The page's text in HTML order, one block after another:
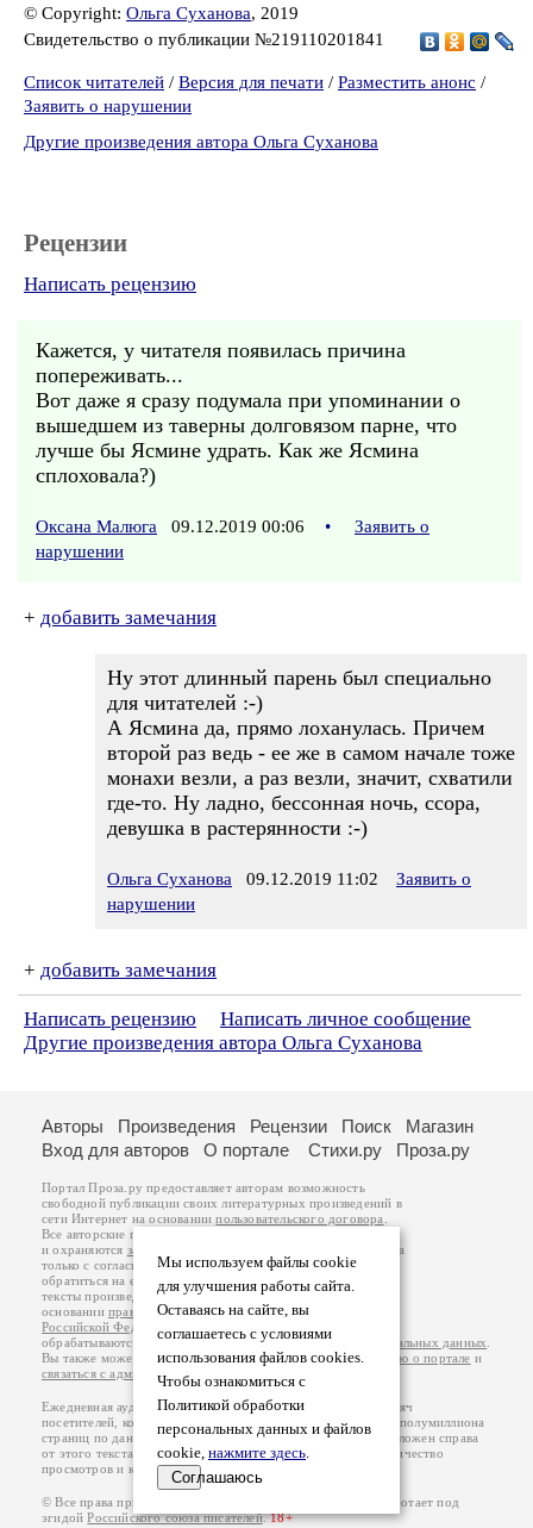
© Copyright: Ольга Суханова, 2019
Свидетельство о публикации №219110201841
Список читателей / Версия для печати / Разместить анонс /
Заявить о нарушении
Другие произведения автора Ольга Суханова
Рецензии
Написать рецензию
Кажется, у читателя появилась причина
попереживать...
Вот даже я сразу подумала при упоминании о
вышедшем из таверны долговязом парне, что
лучше бы Ясмине удрать. Как же Ясмина
сплоховала?)
Оксана Малюга 09.12.2019 00:06 •
Заявить о
нарушении
+ добавить замечания
Ну этот длинный парень был специально
для читателей :-)
А Ясмина да, прямо лоханулась. Причем
второй раз ведь - ее же в самом начале тоже
монахи везли, а раз везли, значит, схватили
где-то. Ну ладно, бессонная ночь, ссора,
девушка в растерянности :-)
Ольга Суханова 09.12.2019 11:02
Заявить о
нарушении
+ добавить замечания
Написать рецензию
Написать личное сообщение
Другие произведения автора Ольга Суханова
Мы используем файлы cookie
для улучшения работы сайта.
Оставаясь на сайте, вы
соглашаетесь с условиями
использования файлов cookies.
Чтобы ознакомиться с
Политикой обработки
персональных данных и файлов
cookie, нажмите здесь.
Соглашаюсь
Авторы Произведения Рецензии Поиск
Магазин
Вход для авторов
О портале Стихи.ру Проза.ру
Портал Проза.ру предоставляет авторам возможность
свободной публикации своих литературных произведений в
сети Интернет на основаниипользовательского договора
Все авторские права на произведения принадлежат авторам
и охраняются законом
. Перепечатка произведений возможна
только с согласия его автора, к которому вы можете
обратиться на его авторской странице. Ответственность за
тексты произведений авторы несут самостоятельно на
основанииправил публикацииизаконодательства
Российской Федерации
обрабатываются на основанииПолитики обработки персональных данных
Вы также можете посмотреть более подробнуюинформацию о портале и
связаться с администрацией
Ежедневная аудитория портала Проза.ру – порядка 100 тысяч
посетителей, которые в общей сумме просматривают более полумиллиона
страниц по данным счетчика посещаемости, который расположен справа
от этого текста. В каждой графе указано по две цифры: количество
просмотров и количество посетителей.
© Все права принадлежат авторам, 2000-2026. Портал работает под
эгидойРоссийского союза писателей.18+